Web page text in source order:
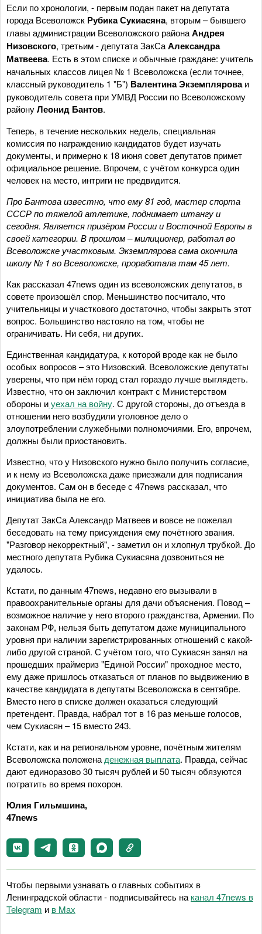
Если по хронологии, - первым подан пакет на депутата
города Всеволожск Рубика Сукиасяна, вторым – бывшего
главы администрации Всеволожского районаАндрея
Низовского, третьим - депутата ЗакСаАлександра
Матвеева. Есть в этом списке и обычные граждане: учитель
начальных классов лицея № 1 Всеволожска (если точнее,
классный руководитель 1 "Б") Валентина Экземпляроваи
руководитель совета при УМВД России по Всеволожскому
районуЛеонид Бантов.
Теперь, в течение нескольких недель, специальная
комиссия по награждению кандидатов будет изучать
документы, и примерно к 18 июня совет депутатов примет
официальное решение. Впрочем, с учётом конкурса один
человек на место, интриги не предвидится.
Про Бантова известно, что ему 81 год, мастер спорта
СССР по тяжелой атлетике, поднимает штангу и
сегодня. Является призёром России и Восточной Европы в
своей категории. В прошлом – милиционер, работал во
Всеволожске участковым. Экземплярова сама окончила
школу № 1 во Всеволожске, проработала там 45 лет.
Как рассказал 47news один из всеволожских депутатов, в
совете произошёл спор. Меньшинство посчитало, что
учительницы и участкового достаточно, чтобы закрыть этот
вопрос. Большинство настояло на том, чтобы не
ограничивать. Ни себя, ни других.
Единственная кандидатура, к которой вроде как не было
особых вопросов – это Низовский. Всеволожские депутаты
уверены, что при нём город стал гораздо лучше выглядеть.
Известно, что он заключил контракт с Министерством
обороны иуехал на войну. С другой стороны, до отъезда в
отношении него возбудили уголовное дело о
злоупотреблении служебными полномочиями. Его, впрочем,
должны были приостановить.
Известно, что у Низовского нужно было получить согласие,
и к нему из Всеволожска даже приезжали для подписания
документов. Сам он в беседе с 47news рассказал, что
инициатива была не его.
Депутат ЗакСа Александр Матвеев и вовсе не пожелал
беседовать на тему присуждения ему почётного звания.
"Разговор некорректный", - заметил он и хлопнул трубкой. До
местного депутата Рубика Сукиасяна дозвониться не
удалось.
Кстати, по данным 47news, недавно его вызывали в
правоохранительные органы для дачи объяснения. Повод –
возможное наличие у него второго гражданства, Армении. По
законам РФ, нельзя быть депутатом даже муниципального
уровня при наличии зарегистрированных отношений с какой-
либо другой страной. С учётом того, что Сукиасян занял на
прошедших праймериз "Единой России" проходное место,
ему даже пришлось отказаться от планов по выдвижению в
качестве кандидата в депутаты Всеволожска в сентябре.
Вместо него в списке должен оказаться следующий
претендент. Правда, набрал тот в 16 раз меньше голосов,
чем Сукиасян – 15 вместо 243.
Кстати, как и на региональном уровне, почётным жителям
Всеволожска положена денежная выплата. Правда, сейчас
дают единоразово 30 тысяч рублей и 50 тысяч обязуются
потратить во время похорон.
Юлия Гильмшина,
47news
Чтобы первыми узнавать о главных событиях в
Ленинградской области - подписывайтесь на канал 47news в
Telegram и в Maх